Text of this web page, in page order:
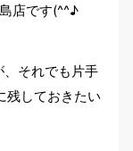
店です(^^♪
それでも片手
残しておきたい